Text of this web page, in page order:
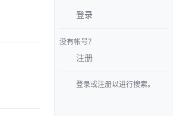
登录
没有帐号？
注册
登录或注册以进行搜索。